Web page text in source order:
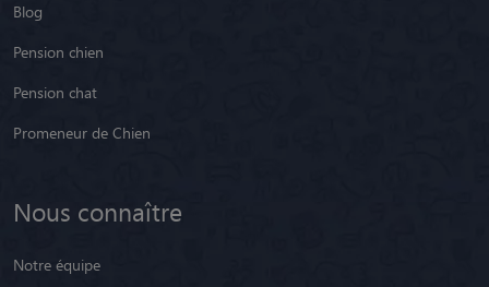
Blog
Pension chien
Pension chat
Promeneur de Chien
Nous connaître
Notre équipe